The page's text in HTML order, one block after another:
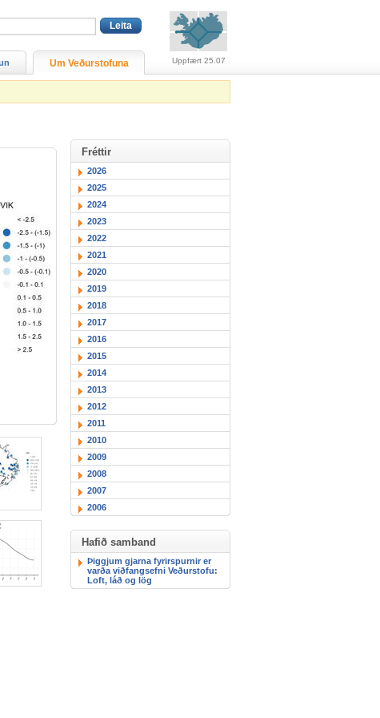
Fréttir
2026
2025
2024
2023
2022
2021
2020
2019
2018
2017
2016
2015
2014
2013
2012
2011
2010
2009
2008
2007
2006
Hafið samband
Þiggjum gjarna fyrirspurnir er
varða viðfangsefni Veðurstofu:
Loft, láð og lög
Um Veðurstofuna Uppfært 25.07